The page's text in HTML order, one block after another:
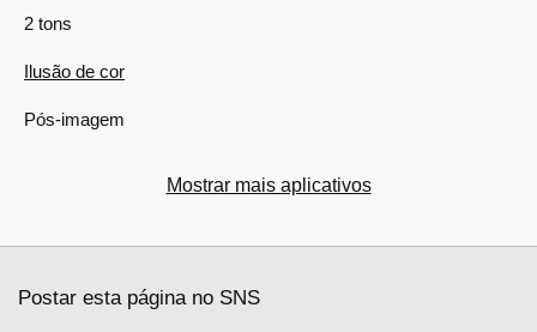
2 tons
Ilusão de cor
Pós-imagem
Mostrar mais aplicativos
Postar esta página no SNS